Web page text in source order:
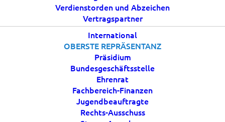
Verdienstorden und Abzeichen
Vertragspartner
International
OBERSTE REPRÄSENTANZ
Präsidium
Bundesgeschäftsstelle
Ehrenrat
Fachbereich-Finanzen
Jugendbeauftragte
Rechts-Ausschuss